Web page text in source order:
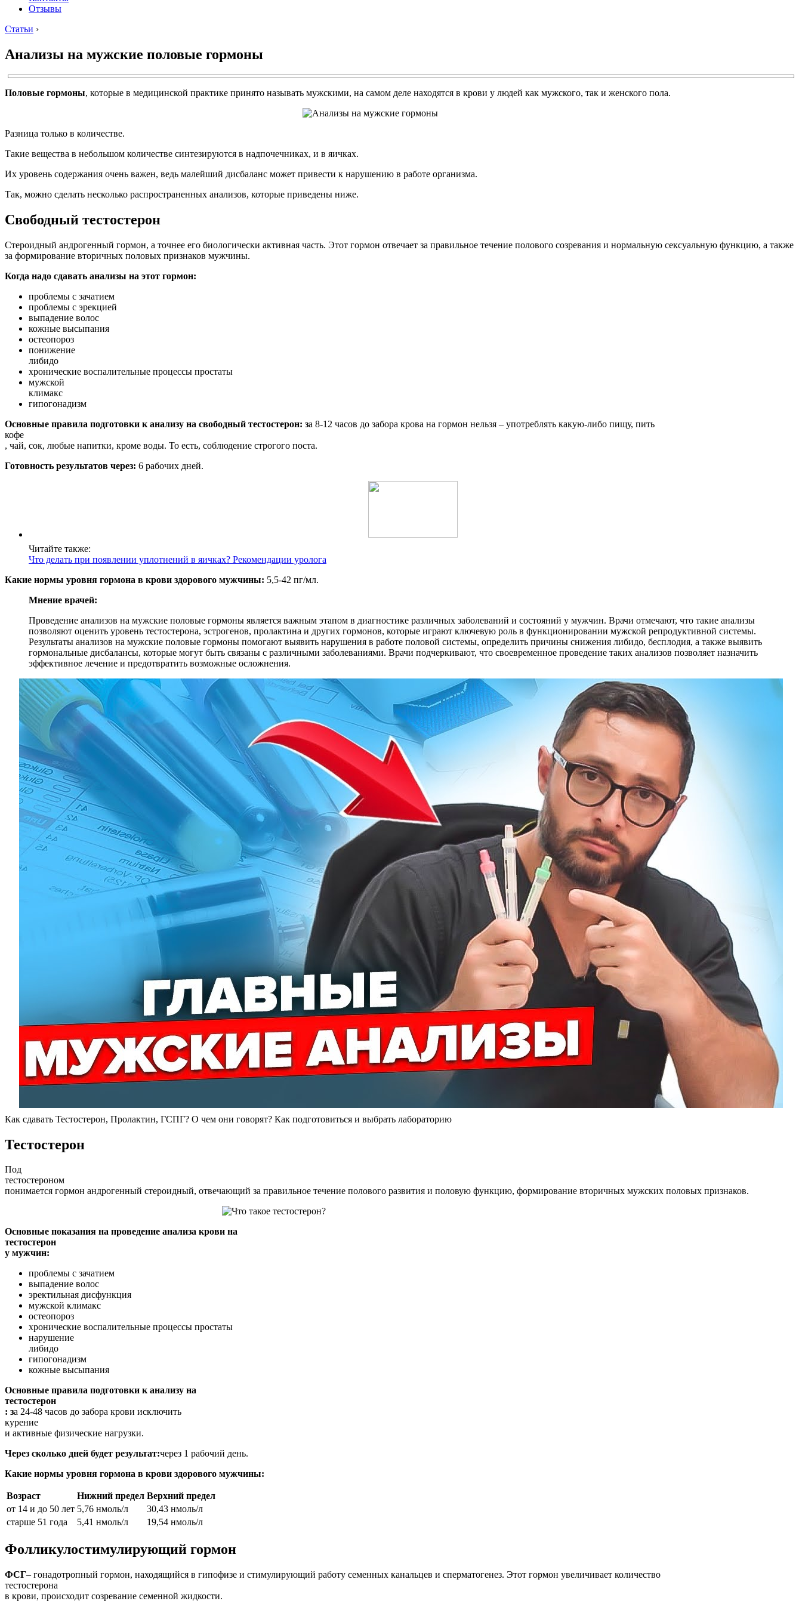
Отзывы
Статьи ›
Анализы на мужские половые гормоны
Половые гормоны, которые в медицинской практике принято называть мужскими, на самом деле находятся в крови у людей как мужского, так и женского пола.
Разница только в количестве.
Такие вещества в небольшом количестве синтезируются в надпочечниках, и в яичках.
Их уровень содержания очень важен, ведь малейший дисбаланс может привести к нарушению в работе организма.
Так, можно сделать несколько распространенных анализов, которые приведены ниже.
Свободный тестостерон
Стероидный андрогенный гормон, а точнее его биологически активная часть. Этот гормон отвечает за правильное течение полового созревания и нормальную сексуальную функцию, а также
за формирование вторичных половых признаков мужчины.
Когда надо сдавать анализы на этот гормон:
проблемы с зачатием
проблемы с эрекцией
выпадение волос
кожные высыпания
остеопороз
понижение
либидо
хронические воспалительные процессы простаты
мужской
климакс
гипогонадизм
Основные правила подготовки к анализу на свободный тестостерон: за 8-12 часов до забора крова на гормон нельзя – употреблять какую-либо пищу, пить
кофе
, чай, сок, любые напитки, кроме воды. То есть, соблюдение строгого поста.
Готовность результатов через: 6 рабочих дней.
Читайте также:
Что делать при появлении уплотнений в яичках? Рекомендации уролога
Какие нормы уровня гормона в крови здорового мужчины: 5,5-42 пг/мл.
Мнение врачей:
Проведение анализов на мужские половые гормоны является важным этапом в диагностике различных заболеваний и состояний у мужчин. Врачи отмечают, что такие анализы
позволяют оценить уровень тестостерона, эстрогенов, пролактина и других гормонов, которые играют ключевую роль в функционировании мужской репродуктивной системы.
Результаты анализов на мужские половые гормоны помогают выявить нарушения в работе половой системы, определить причины снижения либидо, бесплодия, а также выявить
гормональные дисбалансы, которые могут быть связаны с различными заболеваниями. Врачи подчеркивают, что своевременное проведение таких анализов позволяет назначить
эффективное лечение и предотвратить возможные осложнения.
Как сдавать Тестостерон, Пролактин, ГСПГ? О чем они говорят? Как подготовиться и выбрать лабораторию
Тестостерон
Под
тестостероном
понимается гормон андрогенный стероидный, отвечающий за правильное течение полового развития и половую функцию, формирование вторичных мужских половых признаков.
Основные показания на проведение анализа крови на
тестостерон
у мужчин:
проблемы с зачатием
выпадение волос
эректильная дисфункция
мужской климакс
остеопороз
хронические воспалительные процессы простаты
нарушение
либидо
гипогонадизм
кожные высыпания
Основные правила подготовки к анализу на
тестостерон
: за 24-48 часов до забора крови исключить
курение
и активные физические нагрузки.
Через сколько дней будет результат:через 1 рабочий день.
Какие нормы уровня гормона в крови здорового мужчины:
Возраст Нижний предел Верхний предел
от 14 и до 50 лет 5,76 нмоль/л
30,43 нмоль/л
старше 51 года
5,41 нмоль/л 19,54 нмоль/л
Фолликулостимулирующий гормон
ФСГ– гонадотропный гормон, находящийся в гипофизе и стимулирующий работу семенных канальцев и сперматогенез. Этот гормон увеличивает количество
тестостерона
в крови, происходит созревание семенной жидкости.